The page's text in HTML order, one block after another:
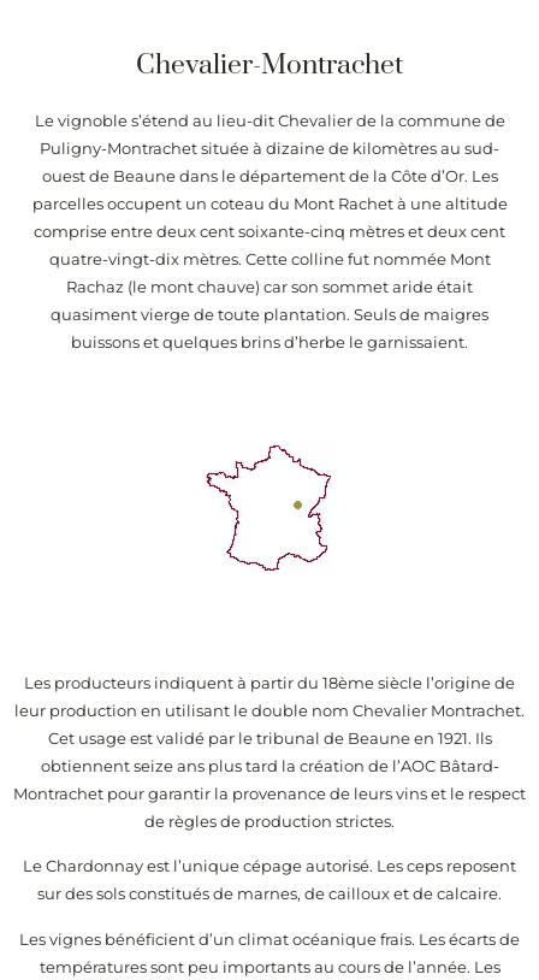
Chevalier-Montrachet
Le vignoble s’étend au lieu-dit Chevalier de la commune de
Puligny-Montrachet située à dizaine de kilomètres au sud-
ouest de Beaune dans le département de la Côte d’Or. Les
parcelles occupent un coteau du Mont Rachet à une altitude
comprise entre deux cent soixante-cinq mètres et deux cent
quatre-vingt-dix mètres. Cette colline fut nommée Mont
Rachaz (le mont chauve) car son sommet aride était
quasiment vierge de toute plantation. Seuls de maigres
buissons et quelques brins d’herbe le garnissaient.
Les producteurs indiquent à partir du 18ème siècle l’origine de
leur production en utilisant le double nom Chevalier Montrachet.
Cet usage est validé par le tribunal de Beaune en 1921. Ils
obtiennent seize ans plus tard la création de l’AOC Bâtard-
Montrachet pour garantir la provenance de leurs vins et le respect
de règles de production strictes.
Le Chardonnay est l’unique cépage autorisé. Les ceps reposent
sur des sols constitués de marnes, de cailloux et de calcaire.
Les vignes bénéficient d’un climat océanique frais. Les écarts de
températures sont peu importants au cours de l’année. Les